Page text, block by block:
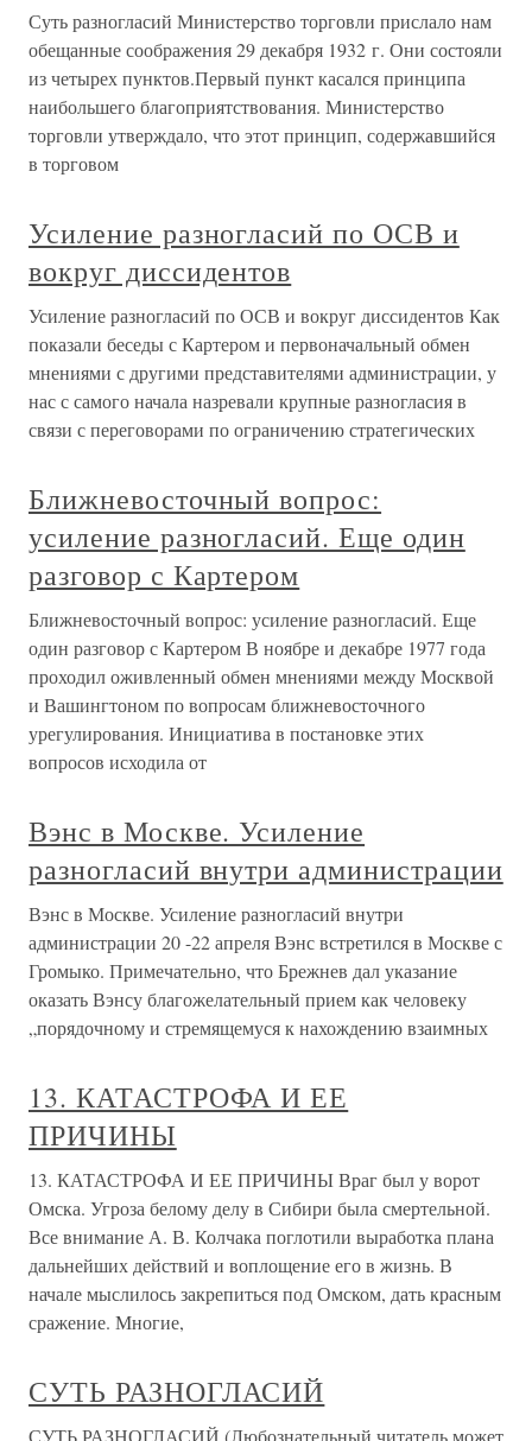
Суть разногласий Министерство торговли прислало нам
обещанные соображения 29 декабря 1932 г. Они состояли
из четырех пунктов.Первый пункт касался принципа
наибольшего благоприятствования. Министерство
торговли утверждало, что этот принцип, содержавшийся
в торговом
Усиление разногласий по ОСВ и
вокруг диссидентов
Усиление разногласий по ОСВ и вокруг диссидентов Как
показали беседы с Картером и первоначальный обмен
мнениями с другими представителями администрации, у
нас с самого начала назревали крупные разногласия в
связи с переговорами по ограничению стратегических
Ближневосточный вопрос:
усиление разногласий. Еще один
разговор с Картером
Ближневосточный вопрос: усиление разногласий. Еще
один разговор с Картером В ноябре и декабре 1977 года
проходил оживленный обмен мнениями между Москвой
и Вашингтоном по вопросам ближневосточного
урегулирования. Инициатива в постановке этих
вопросов исходила от
Вэнс в Москве. Усиление
разногласий внутри администрации
Вэнс в Москве. Усиление разногласий внутри
администрации 20 -22 апреля Вэнс встретился в Москве с
Громыко. Примечательно, что Брежнев дал указание
оказать Вэнсу благожелательный прием как человеку
„порядочному и стремящемуся к нахождению взаимных
13. КАТАСТРОФА И ЕЕ
ПРИЧИНЫ
13. КАТАСТРОФА И ЕЕ ПРИЧИНЫ Враг был у ворот
Омска. Угроза белому делу в Сибири была смертельной.
Все внимание А. В. Колчака поглотили выработка плана
дальнейших действий и воплощение его в жизнь. В
начале мыслилось закрепиться под Омском, дать красным
сражение. Многие,
СУТЬ РАЗНОГЛАСИЙ
СУТЬ РАЗНОГЛАСИЙ (Любознательный читатель может